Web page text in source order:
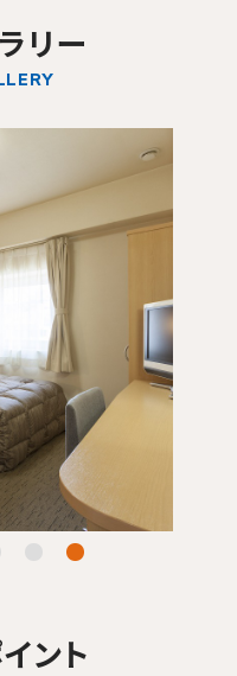
リー
ント